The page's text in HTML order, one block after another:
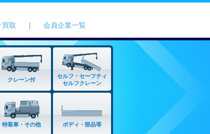
買取 ｜ 会員企業一覧
クレーン付
セルフ・セーフティ
セルフクレーン
特装車・その他 ボディ・部品等